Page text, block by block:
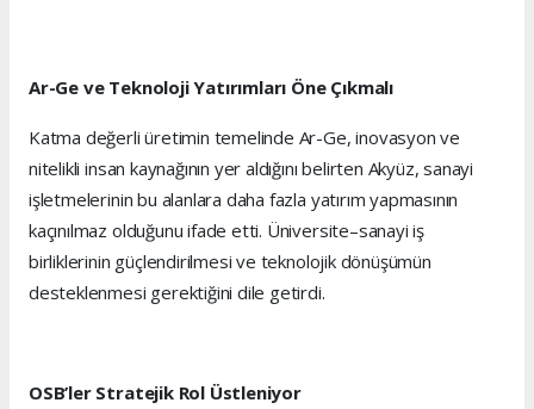
Ar-Ge ve Teknoloji Yatırımları Öne Çıkmalı
Katma değerli üretimin temelinde Ar-Ge, inovasyon ve
nitelikli insan kaynağının yer aldığını belirten Akyüz, sanayi
işletmelerinin bu alanlara daha fazla yatırım yapmasının
kaçınılmaz olduğunu ifade etti. Üniversite–sanayi iş
birliklerinin güçlendirilmesi ve teknolojik dönüşümün
desteklenmesi gerektiğini dile getirdi.
OSB’ler Stratejik Rol Üstleniyor